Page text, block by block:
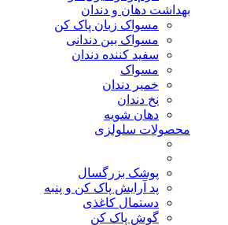
بهداشت دهان و دندان
مسواک زبان پاک کن
مسواک بین دندانی
سفید کننده دندان
مسواک
خمیر دندان
نخ دندان
دهان شویه
محصولات سلولزی
پوشک بزرگسال
پد آرایش پاک کن و پنبه
دستمال کاغذی
گوش پاک کن